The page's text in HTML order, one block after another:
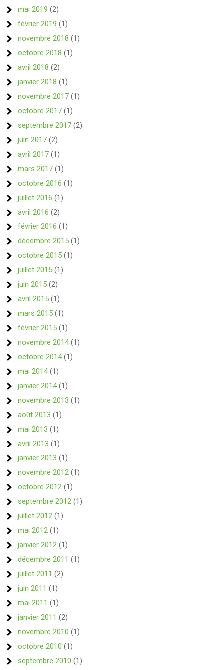
mai 2019 (2)
février 2019 (1)
novembre 2018 (1)
octobre 2018 (1)
avril 2018 (2)
janvier 2018 (1)
novembre 2017 (1)
octobre 2017 (1)
septembre 2017 (2)
juin 2017 (2)
avril 2017 (1)
mars 2017 (1)
octobre 2016 (1)
juillet 2016 (1)
avril 2016 (2)
février 2016 (1)
décembre 2015 (1)
octobre 2015 (1)
juillet 2015 (1)
juin 2015 (2)
avril 2015 (1)
mars 2015 (1)
février 2015 (1)
novembre 2014(1)
octobre 2014(1)
mai 2014(1)
janvier 2014(1)
novembre 2013 (1)
août 2013 (1)
mai 2013 (1)
avril 2013 (1)
janvier 2013 (1)
novembre 2012 (1)
octobre 2012 (1)
septembre 2012 (1)
juillet 2012 (1)
mai 2012 (1)
janvier 2012 (1)
décembre 2011 (1)
juillet 2011 (2)
juin 2011 (1)
mai 2011 (1)
janvier 2011 (2)
novembre 2010 (1)
octobre 2010 (1)
septembre 2010 (1)